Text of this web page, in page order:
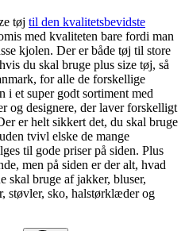
tøj til den kvalitetsbevidste
med kvaliteten bare fordi man
kjolen. Der er både tøj til store
du skal bruge plus size tøj, så
for alle de forskellige
i et super godt sortiment med
og designere, der laver forskelligt
er helt sikkert det, du skal bruge
tvivl elske de mange
til gode priser på siden. Plus
men på siden er der alt, hvad
skal bruge af jakker, bluser,
støvler, sko, halstørklæder og